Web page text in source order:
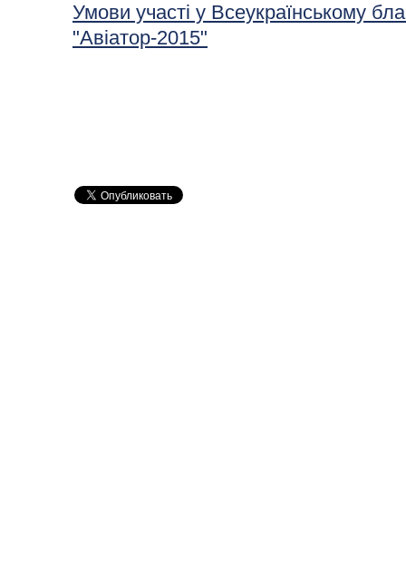
Умови участі у Всеукраїнському
"Авіатор-2015"